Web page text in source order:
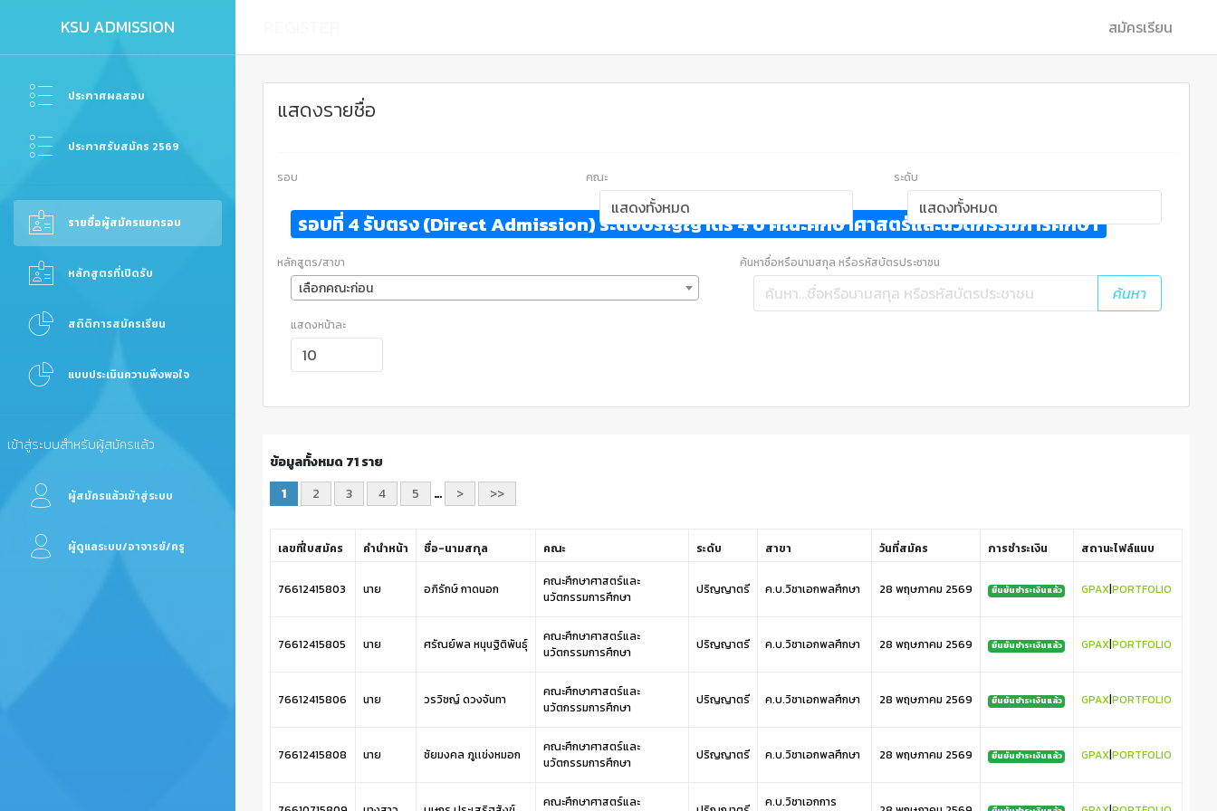
KSU ADMISSION
ประกาศผลสอบ
ประกาศรับสมัคร 2569
รายชื่อผู้สมัครแยกรอบ
หลักสูตรที่เปิดรับ
สถิติการสมัครเรียน
แบบประเมินความพึงพอใจ
เข้าสู่ระบบสำหรับผู้สมัครแล้ว
ผู้สมัครแล้วเข้าสู่ระบบ
ผู้ดูแลระบบ/อาจารย์/ครู
สมัครเรียน
แสดงรายชื่อ
รอบ
รอบที่ 4 รับตรง (Direct Admission) ระดับปริญญาตรี 4 ปี คณะศึกษาศาสตร์และนวัตกรรมการศึกษา
คณะ ระดับ
หลักสูตร/สาขา
เลือกคณะก่อน
ค้นหาชื่อหรือนามสกุล หรือรหัสบัตรประชาชน
ค้นหา
แสดงหน้าละ
ข้อมูลทั้งหมด 71 ราย
1
2 3 4 5 … > >>
เลขที่ใบสมัคร คำนำหน้า ชื่อ-นามสกุล คณะ ระดับ สาขา วันที่สมัคร การชำระเงิน สถานะไฟล์แนบ
76612415803 นาย อภิรักษ์ กาดนอก
คณะศึกษาศาสตร์และ
นวัตกรรมการศึกษา
ปริญญาตรี ค.บ.วิชาเอกพลศึกษา 28 พฤษภาคม 2569 ยืนยันชำระเงินแล้ว GPAX|PORTFOLIO
76612415805 นาย ศรัณย์พล หนุนฐิติพันธุ์
คณะศึกษาศาสตร์และ
นวัตกรรมการศึกษา
ปริญญาตรี ค.บ.วิชาเอกพลศึกษา 28 พฤษภาคม 2569 ยืนยันชำระเงินแล้ว GPAX|PORTFOLIO
76612415806 นาย วรวิชญ์ ดวงจันทา
คณะศึกษาศาสตร์และ
นวัตกรรมการศึกษา
ปริญญาตรี ค.บ.วิชาเอกพลศึกษา 28 พฤษภาคม 2569 ยืนยันชำระเงินแล้ว GPAX|PORTFOLIO
76612415808 นาย ชัยมงคล ภูเเข่งหมอก
คณะศึกษาศาสตร์และ
นวัตกรรมการศึกษา
ปริญญาตรี ค.บ.วิชาเอกพลศึกษา 28 พฤษภาคม 2569 ยืนยันชำระเงินแล้ว GPAX|PORTFOLIO
คณะศึกษาศาสตร์และ
ค.บ.วิชาเอกการ